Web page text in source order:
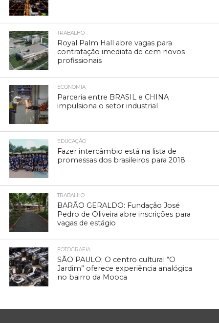
TRABALHO
Royal Palm Hall abre vagas para
contratação imediata de cem novos
profissionais
ECONOMIA
Parceria entre BRASIL e CHINA
impulsiona o setor industrial
EDUCAÇÃO
Fazer intercâmbio está na lista de
promessas dos brasileiros para 2018
TRABALHO
BARÃO GERALDO: Fundação José
Pedro de Oliveira abre inscrições para
vagas de estágio
FOTOGRAFIA
SÃO PAULO: O centro cultural “O
Jardim” oferece experiência analógica
no bairro da Mooca